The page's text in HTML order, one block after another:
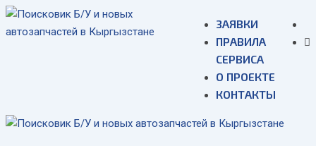
Skip
to
ЗАЯВКИ
ПРАВИЛА
СЕРВИСА
О ПРОЕКТЕ
КОНТАКТЫ